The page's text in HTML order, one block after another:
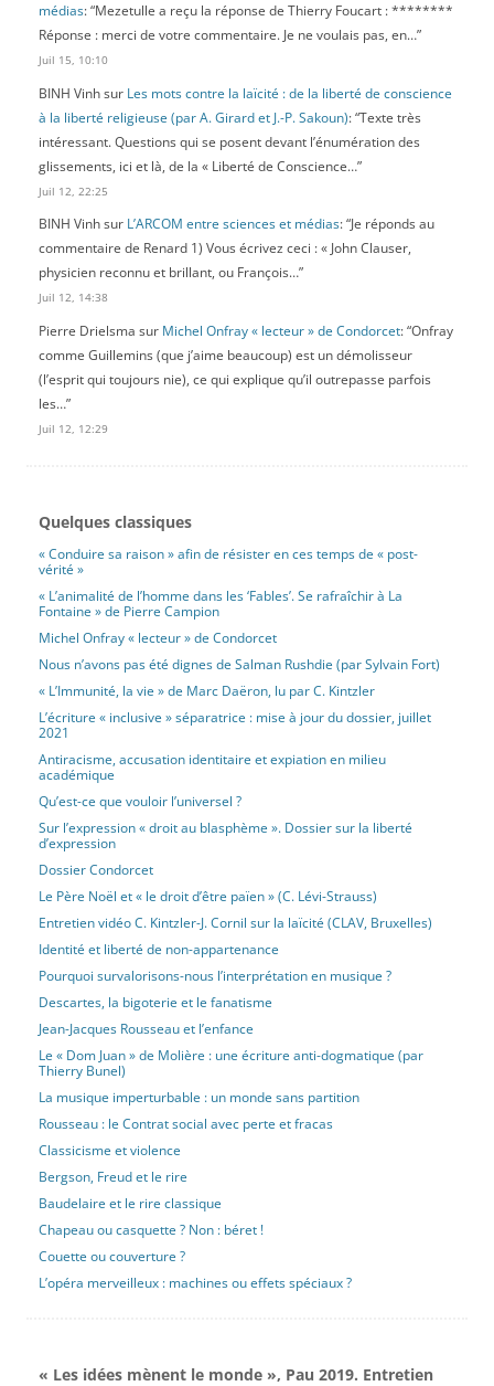
médias: “Mezetulle a reçu la réponse de Thierry Foucart : ********
Réponse : merci de votre commentaire. Je ne voulais pas, en…”
Juil 15, 10:10
BINH Vinhsur Les mots contre la laïcité : de la liberté de conscience
à la liberté religieuse (par A. Girard et J.-P. Sakoun): “Texte très
intéressant. Questions qui se posent devant l’énumération des
glissements, ici et là, de la « Liberté de Conscience…”
Juil 12, 22:25
BINH Vinhsur L’ARCOM entre sciences et médias: “Je réponds au
commentaire de Renard 1) Vous écrivez ceci : « John Clauser,
physicien reconnu et brillant, ou François…”
Juil 12, 14:38
Pierre Drielsma sur Michel Onfray « lecteur » de Condorcet: “Onfray
comme Guillemins (que j’aime beaucoup) est un démolisseur
(l’esprit qui toujours nie), ce qui explique qu’il outrepasse parfois
les…”
Juil 12, 12:29
Quelques classiques
« Conduire sa raison » afin de résister en ces temps de « post-
vérité »
« L’animalité de l’homme dans les ‘Fables’. Se rafraîchir à La
Fontaine » de Pierre Campion
Michel Onfray « lecteur » de Condorcet
Nous n’avons pas été dignes de Salman Rushdie (par Sylvain Fort)
« L’Immunité, la vie » de Marc Daëron, lu par C. Kintzler
L’écriture « inclusive » séparatrice : mise à jour du dossier, juillet
2021
Antiracisme, accusation identitaire et expiation en milieu
académique
Qu’est-ce que vouloir l’universel ?
Sur l’expression « droit au blasphème ». Dossier sur la liberté
d’expression
Dossier Condorcet
Le Père Noël et « le droit d’être païen » (C. Lévi-Strauss)
Entretien vidéo C. Kintzler-J. Cornil sur la laïcité (CLAV, Bruxelles)
Identité et liberté de non-appartenance
Pourquoi survalorisons-nous l’interprétation en musique ?
Descartes, la bigoterie et le fanatisme
Jean-Jacques Rousseau et l’enfance
Le « Dom Juan » de Molière : une écriture anti-dogmatique (par
Thierry Bunel)
La musique imperturbable : un monde sans partition
Rousseau : le Contrat social avec perte et fracas
Classicisme et violence
Bergson, Freud et le rire
Baudelaire et le rire classique
Chapeau ou casquette ? Non : béret !
Couette ou couverture ?
L’opéra merveilleux : machines ou effets spéciaux ?
« Les idées mènent le monde », Pau 2019. Entretien